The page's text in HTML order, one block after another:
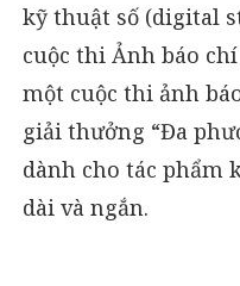
kỹ thuật số (digital
cuộc thi Ảnh báo
một cuộc thi ảnh
giải thưởng “Đa
dành cho tác phẩm
dài và ngắn.